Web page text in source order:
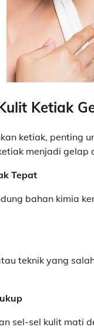
Ketiak
ketiak, penting
menjadi gelap
Tepat
bahan kimia
teknik yang
sel-sel kulit mati